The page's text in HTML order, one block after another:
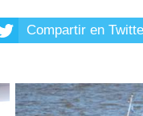
Compartir en